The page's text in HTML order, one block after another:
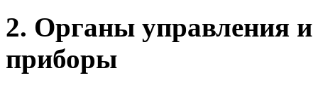
2. Органы управления
приборы